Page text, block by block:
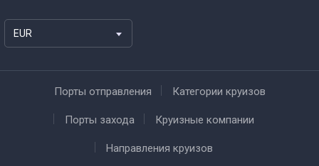
EUR
Порты отправления Категории круизов
Порты захода Круизные компании
Направления круизов